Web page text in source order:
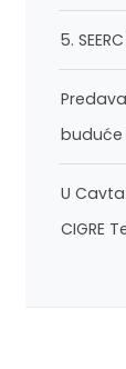
5.
buduće
U
CIGRE